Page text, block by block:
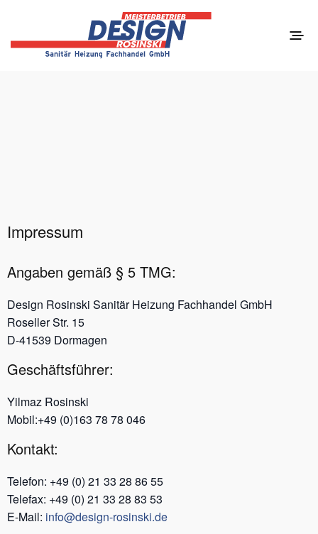
Impressum
Angaben gemäß § 5 TMG:
Design Rosinski Sanitär Heizung Fachhandel GmbH
Roseller Str. 15
D-41539 Dormagen
Geschäftsführer:
Yilmaz Rosinski
Mobil:+49 (0)163 78 78 046
Kontakt:
Telefon: +49 (0) 21 33 28 86 55
Telefax: +49 (0) 21 33 28 83 53
E-Mail: info@design-rosinski.de